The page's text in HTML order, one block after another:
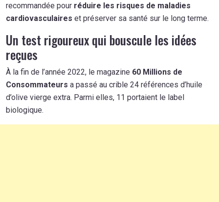
recommandée pour réduire les risques de maladies
cardiovasculaires et préserver sa santé sur le long terme.
Un test rigoureux qui bouscule les idées
reçues
À la fin de l’année 2022, le magazine 60 Millions de
Consommateurs a passé au crible 24 références d’huile
d’olive vierge extra. Parmi elles, 11 portaient le label
biologique.